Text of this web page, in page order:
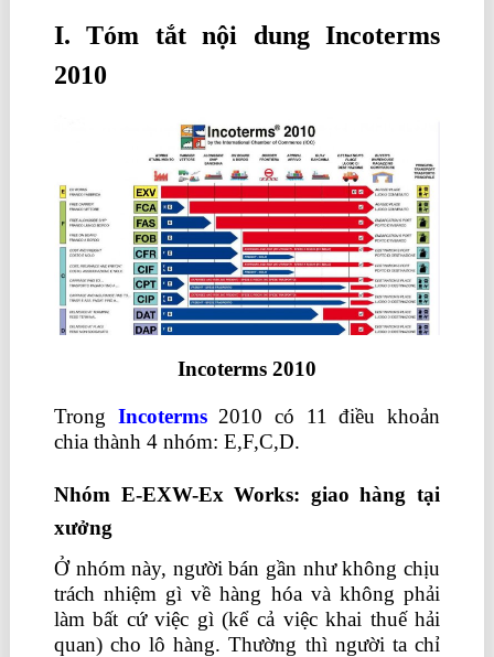
I. Tóm tắt nội dung Incoterms
2010
Incoterms 2010
Trong Incoterms2010 có 11 điều khoản
chia thành 4 nhóm: E,F,C,D.
Nhóm E-EXW-Ex Works: giao hàng tại
xưởng
Ở nhóm này, người bán gần như không chịu
trách nhiệm gì về hàng hóa và không phải
làm bất cứ việc gì (kể cả việc khai thuế hải
quan) cho lô hàng. Thường thì người ta chỉ